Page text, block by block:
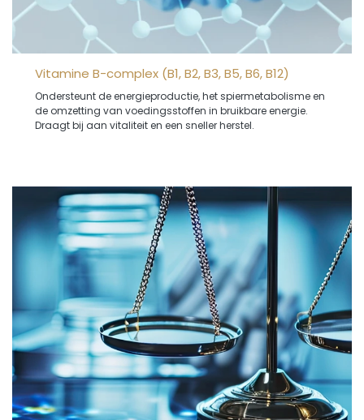
Vitamine B-complex (B1, B2, B3, B5, B6, B12)
Ondersteunt de energieproductie, het spiermetabolisme en
de omzetting van voedingsstoffen in bruikbare energie.
Draagt bij aan vitaliteit en een sneller herstel.